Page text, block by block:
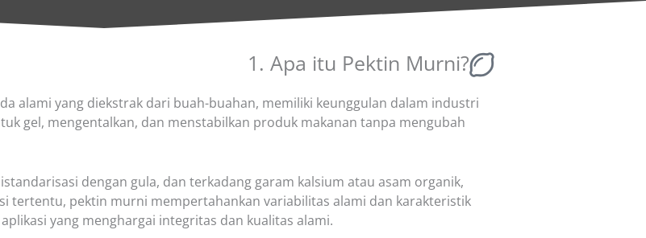
1. Apa itu Pektin Murni?
alami yang diekstrak dari buah-buahan, memiliki keunggulan dalam industri
gel, mengentalkan, dan menstabilkan produk makanan tanpa mengubah
dengan gula, dan terkadang garam kalsium atau asam organik,
tertentu, pektin murni mempertahankan variabilitas alami dan karakteristik
yang menghargai integritas dan kualitas alami.